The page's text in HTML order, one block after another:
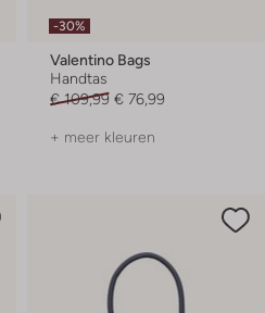
-30%
Valentino Bags
Handtas
€ 109,99 € 76,99
+ meer kleuren